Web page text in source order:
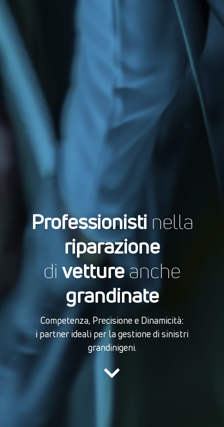
Professionistinella
riparazione
di vettureanche
grandinate
Competenza, Precisione e Dinamicità:
i partner ideali per la gestione di sinistri
grandinigeni.